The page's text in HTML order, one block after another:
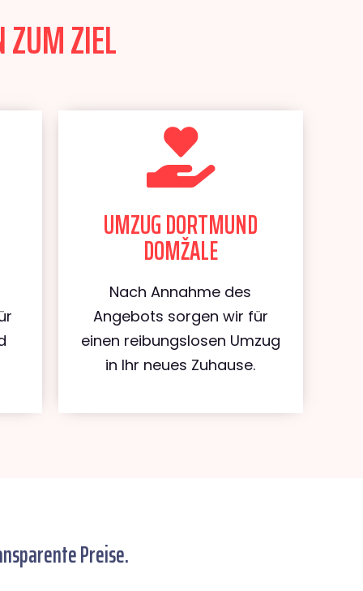
ZIEL
UMZUG DORTMUND
DOMŽALE
Nach Annahme des
Angebots sorgen wir für
einen reibungslosen Umzug
in Ihr neues Zuhause.
Preise.